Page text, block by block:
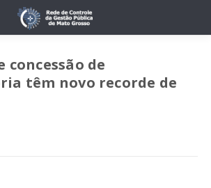
concessão de
têm novo recorde de